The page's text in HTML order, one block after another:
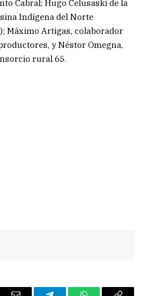
Cabral; Hugo Celusaski de la
Indígena del Norte
Máximo Artigas, colaborador
y Néstor Omegna,
rural 65.